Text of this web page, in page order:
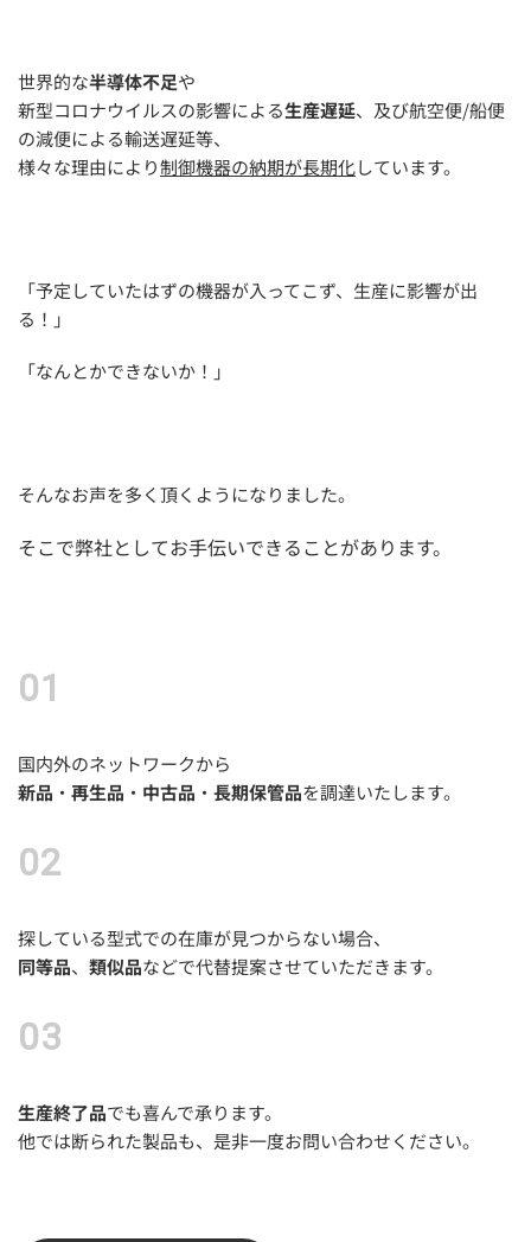
世界的な半導体不足や
新型コロナウイルスの影響による生産遅延、及び航空便/船便
の減便による輸送遅延等、
様々な理由により制御機器の納期が長期化しています。
「予定していたはずの機器が入ってこず、生産に影響が出
る！」
「なんとかできないか！」
そんなお声を多く頂くようになりました。
そこで弊社としてお手伝いできることがあります。
国内外のネットワークから
新品 ・ 再生品 ・ 中古品 ・ 長期保管品を調達いたします。
探している型式での在庫が見つからない場合、
同等品、 類似品などで代替提案させていただきます。
生産終了品でも喜んで承ります。
他では断られた製品も、是非一度お問い合わせください。